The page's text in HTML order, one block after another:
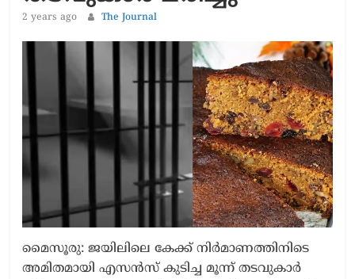
2 years ago The Journal
മൈസൂരു: ജയിലിലെ കേക്ക് നിർമാണത്തിനിടെ
അമിതമായി എസൻസ് കുടിച്ച മൂന്ന് തടവുകാർ